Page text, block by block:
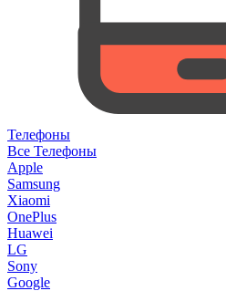
Телефоны
Все Телефоны
Apple
Samsung
Xiaomi
OnePlus
Huawei
LG
Sony
Google